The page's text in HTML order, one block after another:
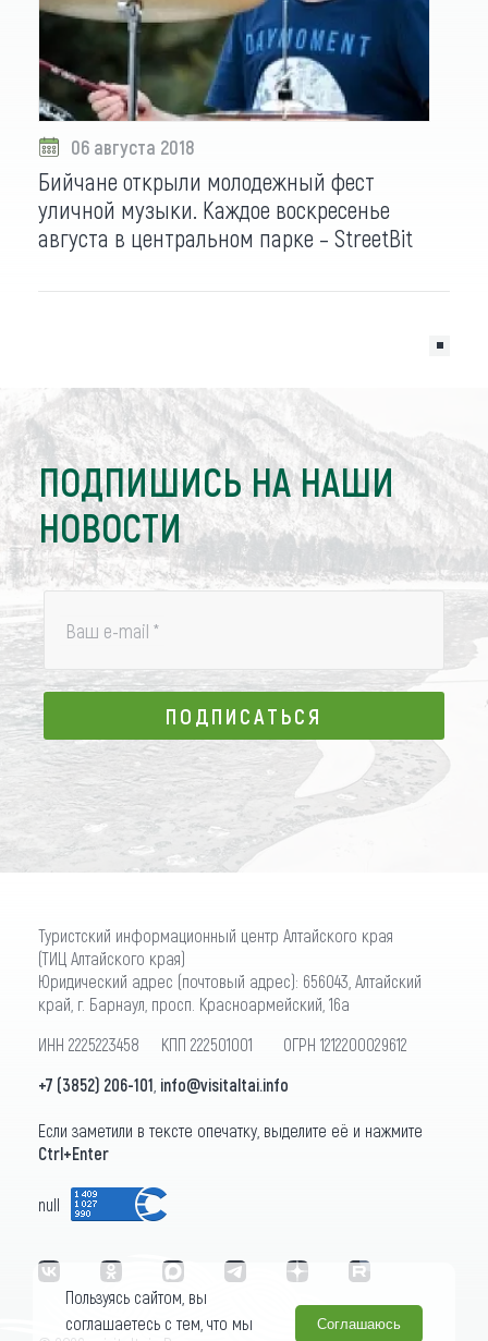
06 августа 2018
Бийчане открыли молодежный фест
уличной музыки. Каждое воскресенье
августа в центральном парке – StreetBit
ПОДПИШИСЬ НА НАШИ
НОВОСТИ
Ваш e-mail *
ПОДПИСАТЬСЯ
ПОДПИСАТЬСЯ
Туристский информационный центр Алтайского края
(ТИЦ Алтайского края)
Юридический адрес (почтовый адрес): 656043, Алтайский
край, г. Барнаул, просп. Красноармейский, 16а
ИНН 2225223458 КПП 222501001 ОГРН 1212200029612
+7 (3852) 206-101 info@visitaltai.info
Если заметили в тексте опечатку, выделите её и нажмите
Ctrl+Enter
null
Пользуясь сайтом, вы
соглашаетесь с тем, что мы
Соглашаюсь